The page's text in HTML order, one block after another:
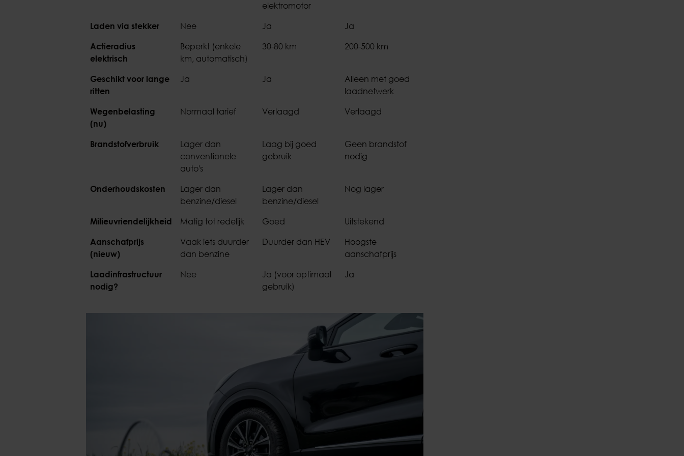
elektromotor
Laden via stekker Nee Ja
Ja
Actieradius
elektrisch
Beperkt (enkele
km, automatisch)
30-80 km 200-500 km
Geschikt voor lange
ritten
Ja Ja
Alleen met goed
laadnetwerk
Wegenbelasting
(nu)
Normaal tarief Verlaagd Verlaagd
Brandstofverbruik
Lager dan
conventionele
auto's
Laag bij goed
gebruik
Geen brandstof
nodig
Onderhoudskosten
Lager dan
benzine/diesel
Lager dan
benzine/diesel
Nog lager
Milieuvriendelijkheid Matig tot redelijk Goed
Uitstekend
Aanschafprijs
(nieuw)
Vaak iets duurder
dan benzine
Duurder dan HEV
Hoogste
aanschafprijs
Laadinfrastructuur
nodig?
Nee
Ja (voor optimaal
gebruik)
Ja